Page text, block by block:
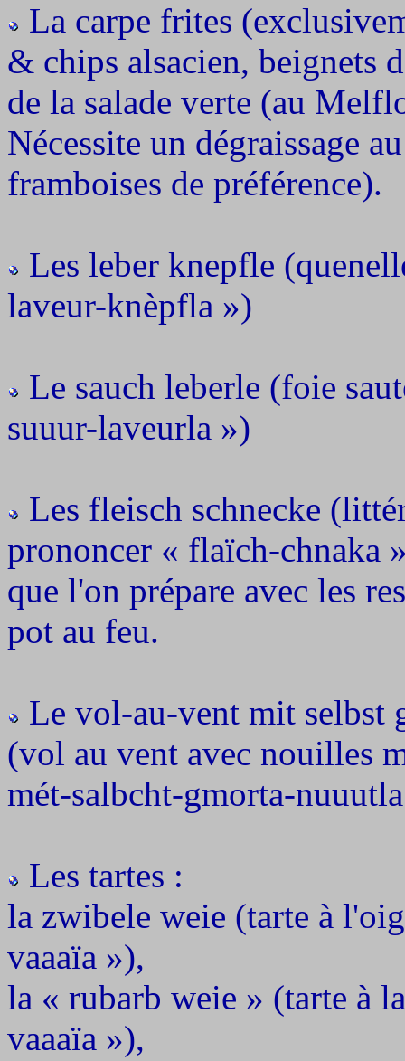
La carpe frites
& chips alsacien, beignets
de la salade verte (au
Nécessite un dégraissage
framboises de préférence).
Les leber knepfle
laveur-knèpfla »)
Le sauch leberle (foie
suuur-laveurla »)
Les fleisch schnecke
prononcer « flaïch-chnaka
que l'on prépare avec les
pot au feu.
Le vol-au-vent mit selbst
(vol au vent avec nouilles
mét-salbcht-gmorta-
Les tartes :
la zwibele weie (tarte à
vaaaïa »),
la « rubarb weie » (tarte à
vaaaïa »),